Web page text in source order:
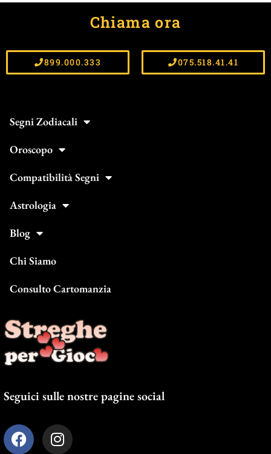
Chiama ora
899.000.333 075.518.41.41
Segni Zodiacali
Oroscopo
Compatibilità Segni
Astrologia
Blog
Chi Siamo
Consulto Cartomanzia
Seguici sulle nostre pagine social
F
a
I
n